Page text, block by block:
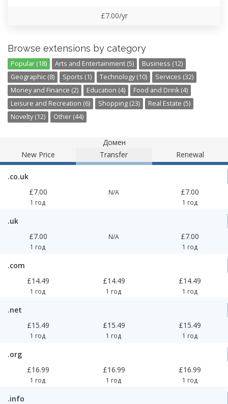
£7.00/yr
Browse extensions by category
Popular (18) Arts and Entertainment (5)
Business (12)
Geographic (8)
Sports (1) Technology (10)
Services (32)
Money and Finance (2)
Education (4)
Food and Drink (4)
Leisure and Recreation (6)
Shopping (23)
Real Estate (5)
Novelty (12)
Other (44)
Домен
New Price
Transfer Renewal
.co.uk
£7.00
1 год
N/A £7.00
1 год
.uk
£7.00
1 год
N/A £7.00
1 год
.com
£14.49
1 год
£14.49
1 год
£14.49
1 год
.net
£15.49
1 год
£15.49
1 год
£15.49
1 год
.org
£16.99
1 год
£16.99
1 год
£16.99
1 год
.info